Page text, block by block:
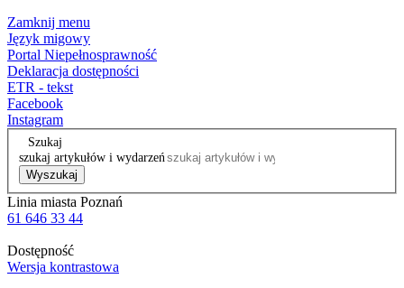
Zamknij menu
Język migowy
Portal Niepełnosprawność
Deklaracja dostępności
ETR - tekst
Facebook
Instagram
Szukaj
szukaj artykułów i wydarzeń
Wyszukaj
Linia miasta Poznań
61 646 33 44
Dostępność
Wersja kontrastowa